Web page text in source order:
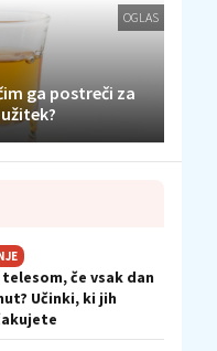
OGLAS
ga postreči za
če vsak dan
Učinki, ki jih